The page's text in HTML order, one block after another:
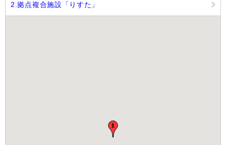
2.拠点複合施設「りすた」